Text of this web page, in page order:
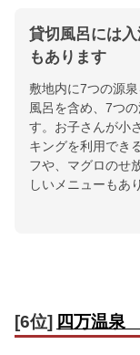
貸切風呂には
もあります
敷地内に7つの源
風呂を含め、7つ
す。お子さんが小
キングを利用でき
フや、マグロのせ
しいメニューもあ
[6位] 四万温泉